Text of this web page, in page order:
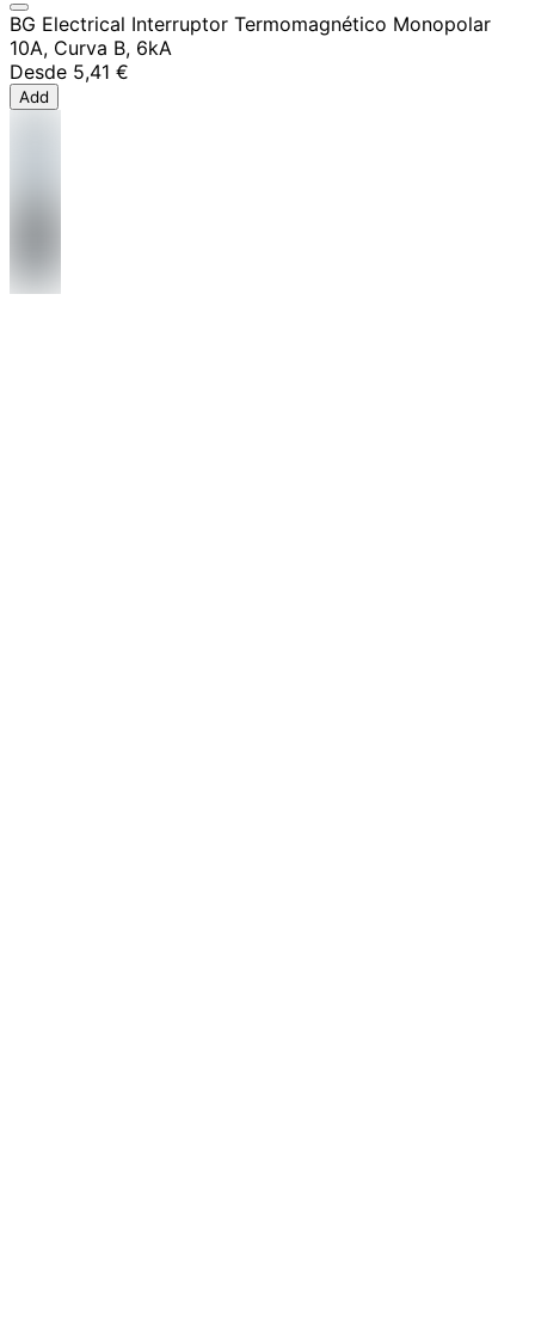
BG Electrical Interruptor Termomagnético Monopolar
10A, Curva B, 6kA
Desde 5,41 €
Add